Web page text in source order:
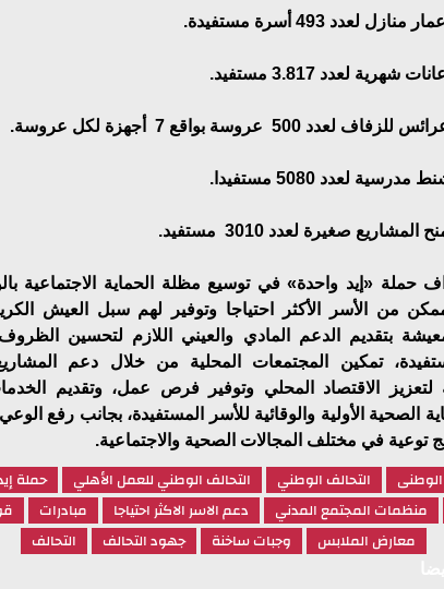
لعدد 493 أسرة مستفيدة.
شهرية لعدد 3.817 مستفيد.
500 عروسة بواقع 7 أجهزة لكل عروسة.
لعدد 5080 مستفيدا.
صغيرة لعدد 3010 مستفيد.
حملة «إيد واحدة» في توسيع مظلة الحماية الاجتماعية
من الأسر الأكثر احتياجا وتوفير لهم سبل العيش
بتقديم الدعم المادي والعيني اللازم لتحسين
تمكين المجتمعات المحلية من خلال دعم
لتعزيز الاقتصاد المحلي وتوفير فرص عمل، وتقديم
الصحية الأولية والوقائية للأسر المستفيدة، بجانب رفع
توعية في مختلف المجالات الصحية والاجتماعية.
التحالف الوطني التحالف الوطني للعمل الأهلي
حملة
منظمات المجتمع المدني دعم الاسر الاكثر احتياجا مبادرات
معارض الملابس
وجبات ساخنة جهود التحالف التحالف